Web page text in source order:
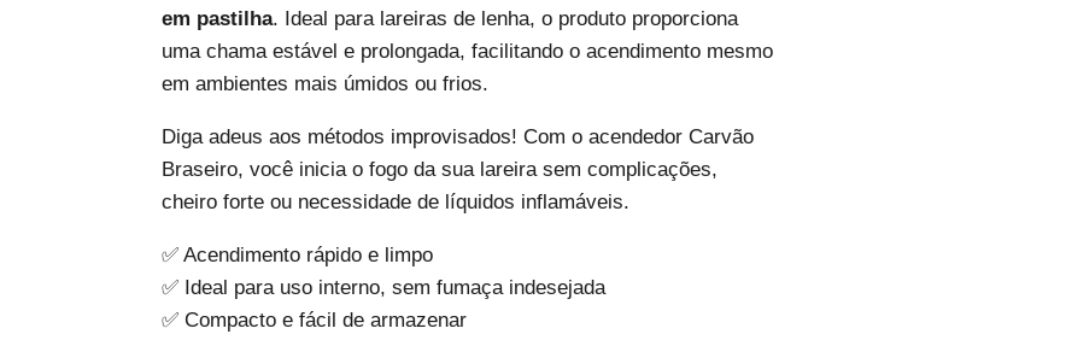
em pastilha. Ideal para lareiras de lenha, o produto proporciona
uma chama estável e prolongada, facilitando o acendimento mesmo
em ambientes mais úmidos ou frios.
Diga adeus aos métodos improvisados! Com o acendedor Carvão
Braseiro, você inicia o fogo da sua lareira sem complicações,
cheiro forte ou necessidade de líquidos inflamáveis.
✅ Acendimento rápido e limpo
✅ Ideal para uso interno, sem fumaça indesejada
✅ Compacto e fácil de armazenar